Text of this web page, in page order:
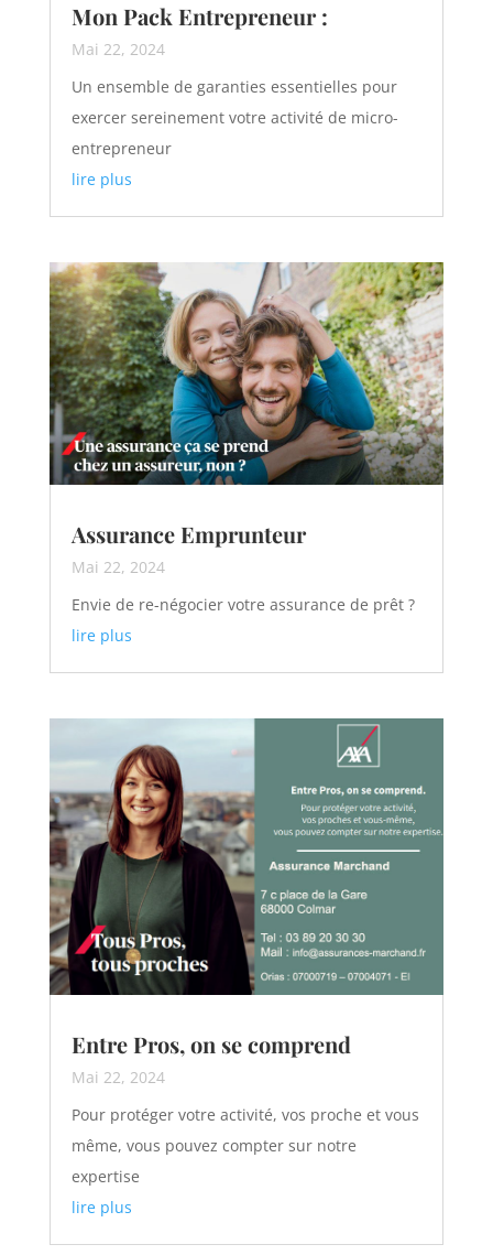
Mon Pack Entrepreneur :
Mai 22, 2024
Un ensemble de garanties essentielles pour
exercer sereinement votre activité de micro-
entrepreneur
lire plus
Assurance Emprunteur
Mai 22, 2024
Envie de re-négocier votre assurance de prêt ?
lire plus
Entre Pros, on se comprend
Mai 22, 2024
Pour protéger votre activité, vos proche et vous
même, vous pouvez compter sur notre
expertise
lire plus